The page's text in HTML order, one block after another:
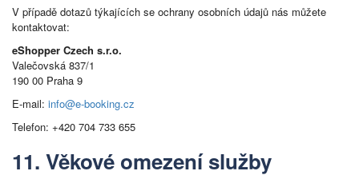
V případě dotazů týkajících se ochrany osobních údajů nás můžete
kontaktovat:
eShopper Czech s.r.o.
Valečovská 837/1
190 00 Praha 9
E-mail: info@e-booking.cz
Telefon: +420 704 733 655
11. Věkové omezení služby